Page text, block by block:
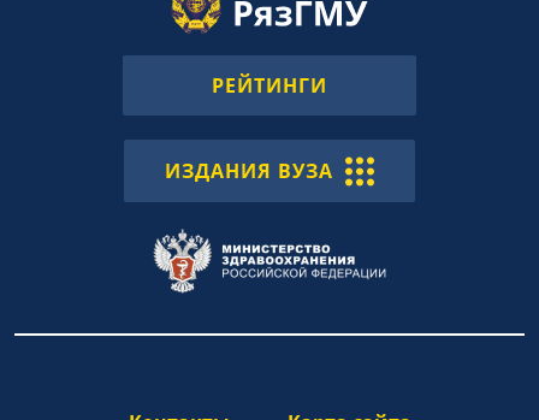
РЕЙТИНГИ
ИЗДАНИЯ ВУЗА